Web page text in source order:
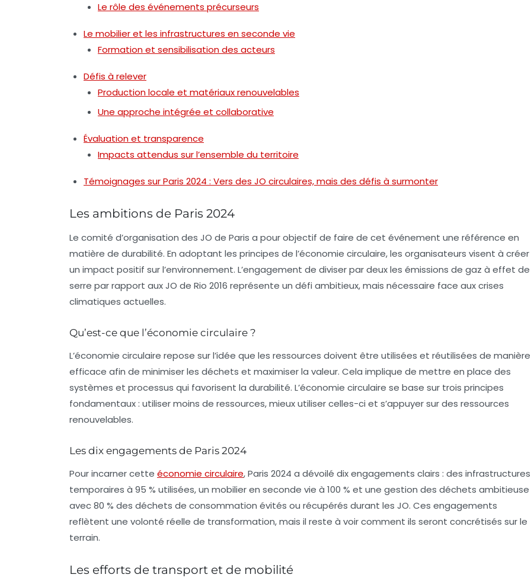
Le rôle des événements précurseurs
Le mobilier et les infrastructures en seconde vie
Formation et sensibilisation des acteurs
Défis à relever
Production locale et matériaux renouvelables
Une approche intégrée et collaborative
Évaluation et transparence
Impacts attendus sur l’ensemble du territoire
Témoignages sur Paris 2024 : Vers des JO circulaires, mais des défis à surmonter
Les ambitions de Paris 2024
Le comité d’organisation des JO de Paris a pour objectif de faire de cet événement une référence en
matière de durabilité. En adoptant les principes de l’économie circulaire, les organisateurs visent à créer
un impact positif sur l’environnement. L’engagement de diviser par deux les émissions de gaz à effet de
serre par rapport aux JO de Rio 2016 représente un défi ambitieux, mais nécessaire face aux crises
climatiques actuelles.
Qu’est-ce que l’économie circulaire ?
L’économie circulaire repose sur l’idée que les ressources doivent être utilisées et réutilisées de manière
efficace afin de minimiser les déchets et maximiser la valeur. Cela implique de mettre en place des
systèmes et processus qui favorisent la durabilité. L’économie circulaire se base sur trois principes
fondamentaux : utiliser moins de ressources, mieux utiliser celles-ci et s’appuyer sur des ressources
renouvelables.
Les dix engagements de Paris 2024
Pour incarner cette économie circulaire, Paris 2024 a dévoilé dix engagements clairs : des infrastructures
temporaires à 95 % utilisées, un mobilier en seconde vie à 100 % et une gestion des déchets ambitieuse
avec 80 % des déchets de consommation évités ou récupérés durant les JO. Ces engagements
reflètent une volonté réelle de transformation, mais il reste à voir comment ils seront concrétisés sur le
terrain.
Les efforts de transport et de mobilité